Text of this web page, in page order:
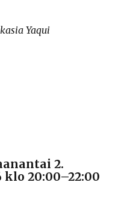
Yaqui
2.
20:00–22:00